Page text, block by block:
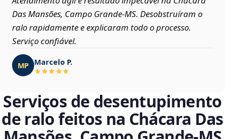
Das Mansões, Campo Grande‑MS. Desobstruíram o
ralo rapidamente e explicaram todo o processo.
Serviço confiável.
MP Marcelo P.
Serviços de desentupimento
de ralo feitos na Chácara Das